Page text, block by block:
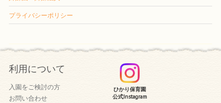
プライバシーポリシー
ひかり保育園
公式Instagram
利用について
入園をご検討の方
お問い合わせ